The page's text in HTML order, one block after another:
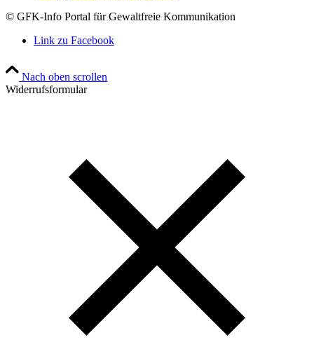
© GFK-Info Portal für Gewaltfreie Kommunikation
Link zu Facebook
Nach oben scrollen
Widerrufsformular